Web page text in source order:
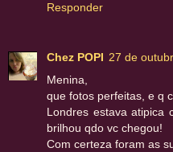
Responder
Chez POPI 27 de
Menina,
que fotos perfeitas, e q
Londres estava atipica
brilhou qdo vc chegou!
Com certeza foram as